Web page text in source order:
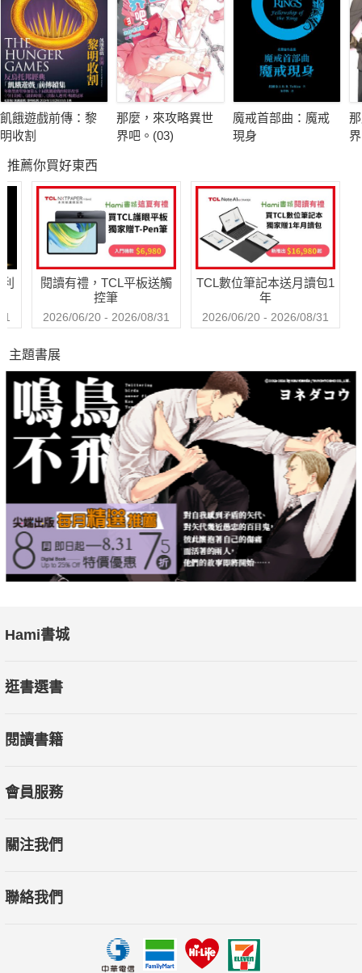
飢餓遊戲前傳：黎
明收割
那麼，來攻略異世
界吧。(03)
魔戒首部曲：魔戒
現身
推薦你買好東西
閱讀有禮，TCL平板送觸
控筆
2026/06/20 - 2026/08/31
TCL數位筆記本送月讀包1
年
2026/06/20 - 2026/08/31
主題書展
Hami書城
逛書選書
閱讀書籍
會員服務
關注我們
聯絡我們